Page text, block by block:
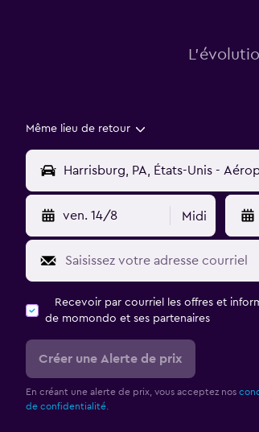
Même lieu de retour
ven. 14/8 Midi
Recevoir par courriel les offres et
de momondo et ses partenaires
Créer une Alerte de prix
En créant une alerte de prix, vous acceptez nos
de confidentialité.